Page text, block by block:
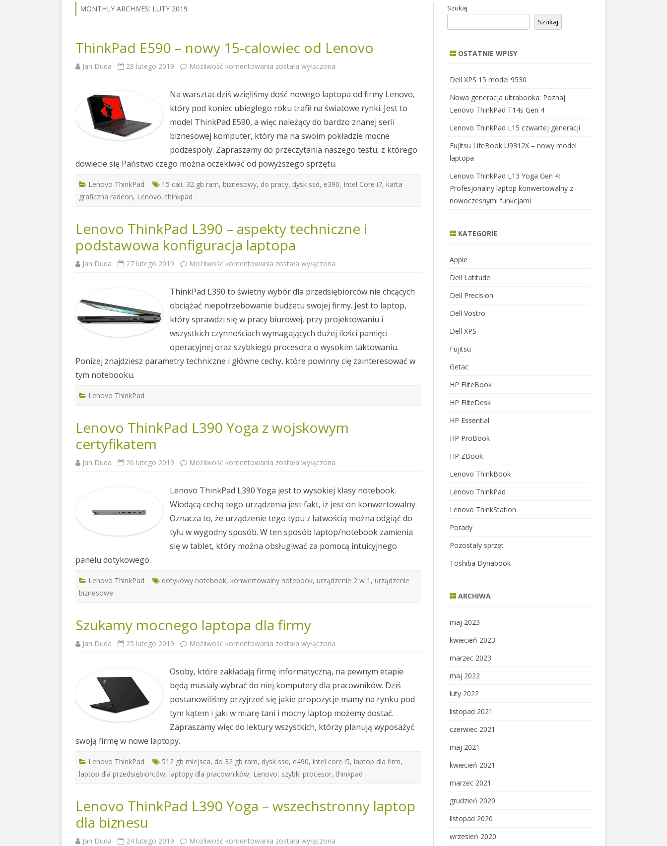
MONTHLY ARCHIVES: LUTY 2019
ThinkPad E590 – nowy 15-calowiec od Lenovo
Jan Duda 28 lutego 2019 Możliwość komentowania ThinkPad
15-
calowiec
od
Lenovo
została wyłączona
Na warsztat dziś wzięliśmy dość nowego laptopa od firmy Lenovo,
który pod koniec ubiegłego roku trafił na światowe rynki. Jest to
model ThinkPad E590, a więc należący do bardzo znanej serii
biznesowej komputer, który ma na swoim pokładzie mocne
podzespoły. Zapraszamy do przeczytania naszego testu, z którego
dowiecie się Państwo czego można oczekiwać od powyższego sprzętu.
Lenovo ThinkPad 15 cali, 32 gb ram, biznesowy, do pracy, dysk ssd, e390, Intel Core i7, karta
graficzna radeon, Lenovo, thinkpad
Lenovo ThinkPad L390 – aspekty techniczne i
podstawowa konfiguracja laptopa
Jan Duda 27 lutego 2019 Możliwość komentowania Lenovo
aspekty
techniczne
i
podstawowa
konfiguracja
laptopa
została wyłączona
ThinkPad L390 to świetny wybór dla przedsiębiorców nie chcących
obciążać niepotrzebowanie budżetu swojej firmy. Jest to laptop,
który sprawdzi się w pracy biurowej, przy projektowaniu i
wszystkich czynnościach wymagających dużej ilości pamięci
operacyjnej oraz szybkiego procesora o wysokim taktowaniu.
Poniżej znajdziesz parametry techniczne i główne cechy, które powinny cię zainteresować w
tym notebooku.
Lenovo ThinkPad
Lenovo ThinkPad L390 Yoga z wojskowym
certyfikatem
Jan Duda 26 lutego 2019 Możliwość komentowania Lenovo
z
wojskowym
certyfikatem
została wyłączona
Lenovo ThinkPad L390 Yoga jest to wysokiej klasy notebook.
Wiodącą cechą tego urządzenia jest fakt, iż jest on konwertowalny.
Oznacza to, że urządzenie tego typu z łatwością można odgiąć do
tyłu w wygodny sposób. W ten sposób laptop/notebook zamienia
się w tablet, który można obsługiwać za pomocą intuicyjnego
panelu dotykowego.
Lenovo ThinkPad dotykowy notebook, konwertowalny notebook, urządzenie 2 w 1 , urządzenie
biznesowe
Szukamy mocnego laptopa dla firmy
Jan Duda 25 lutego 2019 Możliwość komentowania Szukamy
firmy
została wyłączona
Osoby, które zakładają firmę informatyczną, na pewnym etapie
będą musiały wybrać do niej komputery dla pracowników. Dziś
postanowiliśmy przyjrzeć się jakie propozycje mamy na rynku pod
tym kątem i jaki w miarę tani i mocny laptop możemy dostać.
Zapraszamy więc do lektury wszystkich, którzy planują wyposażyć
swoją firmę w nowe laptopy.
Lenovo ThinkPad 512 gb miejsca, do 32 gb ram, dysk ssd, e490, intel core i5, laptop dla firm,
laptop dla przedsiębiorców, laptopy dla pracowników, Lenovo, szybki procesor, thinkpad
Lenovo ThinkPad L390 Yoga – wszechstronny laptop
dla biznesu
Jan Duda 24 lutego 2019 Możliwość komentowania Lenovo
została wyłączona
Szukaj
Szukaj
OSTATNIE WPISY
Dell XPS 15 model 9530
Nowa generacja ultrabooka: Poznaj
Lenovo ThinkPad T14s Gen 4
Lenovo ThinkPad L15 czwartej generacji
Fujitsu LifeBook U9312X – nowy model
laptopa
Lenovo ThinkPad L13 Yoga Gen 4:
Profesjonalny laptop konwertowalny z
nowoczesnymi funkcjami
KATEGORIE
Apple
Dell Latitude
Dell Precision
Dell Vostro
Dell XPS
Fujitsu
Getac
HP EliteBook
HP EliteDesk
HP Essential
HP ProBook
HP ZBook
Lenovo ThinkBook
Lenovo ThinkPad
Lenovo ThinkStation
Porady
Pozostały sprzęt
Toshiba Dynabook
ARCHIWA
maj 2023
kwiecień 2023
marzec 2023
maj 2022
luty 2022
listopad 2021
czerwiec 2021
maj 2021
kwiecień 2021
marzec 2021
grudzień 2020
listopad 2020
wrzesień 2020